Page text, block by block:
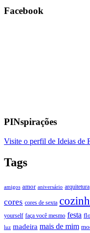
Facebook
PINspirações
Visite o perfil de Ideias de
Tags
amigos amor aniversário arquitetura
cores cores de sexta
yourself faça você mesmo festa
luz madeira mais de mim